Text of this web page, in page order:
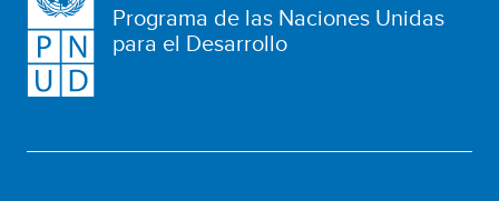
Programa de las Naciones Unidas
para el Desarrollo